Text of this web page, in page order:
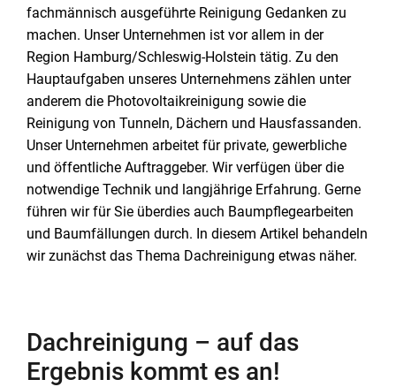
fachmännisch ausgeführte Reinigung Gedanken zu
machen. Unser Unternehmen ist vor allem in der
Region Hamburg/Schleswig-Holstein tätig. Zu den
Hauptaufgaben unseres Unternehmens zählen unter
anderem die Photovoltaikreinigung sowie die
Reinigung von Tunneln, Dächern und Hausfassanden.
Unser Unternehmen arbeitet für private, gewerbliche
und öffentliche Auftraggeber. Wir verfügen über die
notwendige Technik und langjährige Erfahrung. Gerne
führen wir für Sie überdies auch Baumpflegearbeiten
und Baumfällungen durch. In diesem Artikel behandeln
wir zunächst das Thema Dachreinigung etwas näher.
Dachreinigung – auf das
Ergebnis kommt es an!